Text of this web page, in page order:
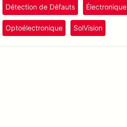
Détection de Défauts Électronique
Optoélectronique SolVision